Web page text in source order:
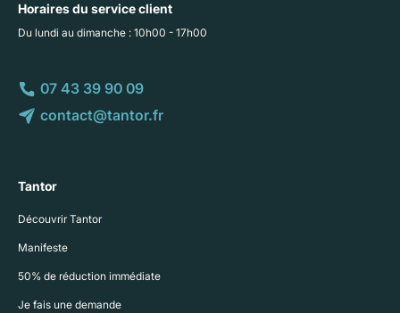
Horaires du service client
Du lundi au dimanche : 10h00 - 17h00
07 43 39 90 09
contact@tantor.fr
Tantor
Découvrir Tantor
Manifeste
50% de réduction immédiate
Je fais une demande